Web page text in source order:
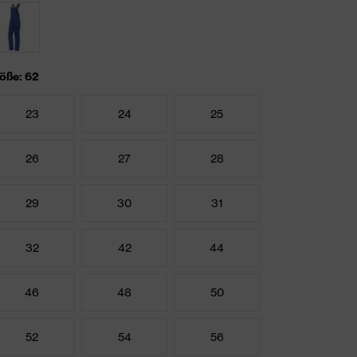
62
23 24 25
26 27 28
29 30 31
32 42 44
46 48 50
52 54 56